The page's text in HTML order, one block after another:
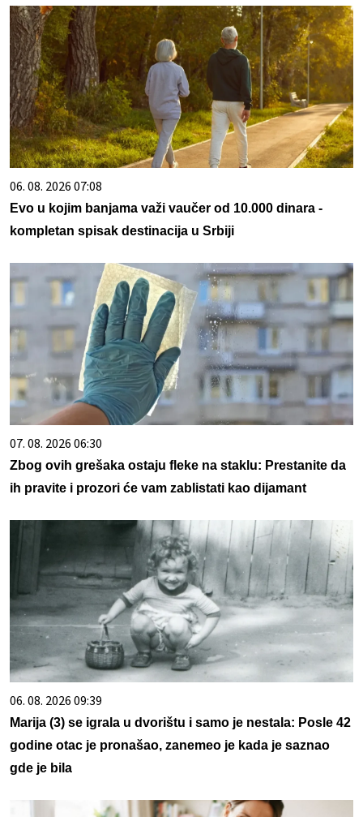
06. 08. 2026 07:08
Evo u kojim banjama važi vaučer od 10.000 dinara -
kompletan spisak destinacija u Srbiji
07. 08. 2026 06:30
Zbog ovih grešaka ostaju fleke na staklu: Prestanite da
ih pravite i prozori će vam zablistati kao dijamant
06. 08. 2026 09:39
Marija (3) se igrala u dvorištu i samo je nestala: Posle 42
godine otac je pronašao, zanemeo je kada je saznao
gde je bila